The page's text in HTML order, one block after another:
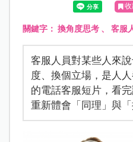
關鍵字： 換角度思考、 客服
客服人員對某些人來
度、換個立場，是人
的電話客服短片，看
重新體會「同理」與「